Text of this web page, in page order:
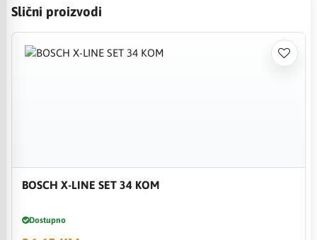
Slični proizvodi
BOSCH X-LINE SET 34 KOM
Dostupno